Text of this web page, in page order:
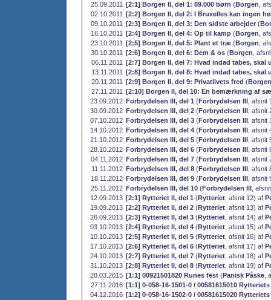
25.09.2011 [2:1] Borgen II, del 1: 89.000 børn (Borgen ,
02.10.2011 [2:2] Borgen II, del 2: I Bruxelles kan ingen
09.10.2011 [2:3] Borgen II, del 3: Den sidste arbejder (
16.10.2011 [2:4] Borgen II, del 4: Op til kamp (Borgen ,
23.10.2011 [2:5] Borgen II, del 5: Plant et træ (Borgen ,
30.10.2011 [2:6] Borgen II, del 6: Dem & os (Borgen ,
06.11.2011 [2:7] Borgen II, del 7: Hvad indad tabes, skal
13.11.2011 [2:8] Borgen II, del 8: Hvad indad tabes, skal
20.11.2011 [2:9] Borgen II, del 9: Privatlivets fred (Borgen
27.11.2011 [2:10] Borgen II, del 10: En bemærkning af
23.09.2012 Forbrydelsen III, del 1 (Forbrydelsen III ,
30.09.2012 Forbrydelsen III, del 2 (Forbrydelsen III ,
07.10.2012 Forbrydelsen III, del 3 (Forbrydelsen III ,
14.10.2012 Forbrydelsen III, del 4 (Forbrydelsen III ,
21.10.2012 Forbrydelsen III, del 5 (Forbrydelsen III ,
28.10.2012 Forbrydelsen III, del 6 (Forbrydelsen III ,
04.11.2012 Forbrydelsen III, del 7 (Forbrydelsen III ,
11.11.2012 Forbrydelsen III, del 8 (Forbrydelsen III ,
18.11.2012 Forbrydelsen III, del 9 (Forbrydelsen III ,
25.11.2012 Forbrydelsen III, del 10 (Forbrydelsen III ,
12.09.2013 [2:1] Rytteriet II, del 1 (Rytteriet , afsnit 12) af
19.09.2013 [2:2] Rytteriet II, del 2 (Rytteriet , afsnit 13) af
26.09.2013 [2:3] Rytteriet II, del 3 (Rytteriet , afsnit 14) af
03.10.2013 [2:4] Rytteriet II, del 4 (Rytteriet , afsnit 15) af
10.10.2013 [2:5] Rytteriet II, del 5 (Rytteriet , afsnit 16) af
17.10.2013 [2:6] Rytteriet II, del 6 (Rytteriet , afsnit 17) af
24.10.2013 [2:7] Rytteriet II, del 7 (Rytteriet , afsnit 18) af
31.10.2013 [2:8] Rytteriet II, del 8 (Rytteriet , afsnit 19) af
28.03.2015 [1:1] 00921501820 Runes fest (Panisk Påske ,
27.11.2016 [1:1] 0-058-16-1501-0 / 00581615010
04.12.2016 [1:2] 0-058-16-1502-0 / 00581615020